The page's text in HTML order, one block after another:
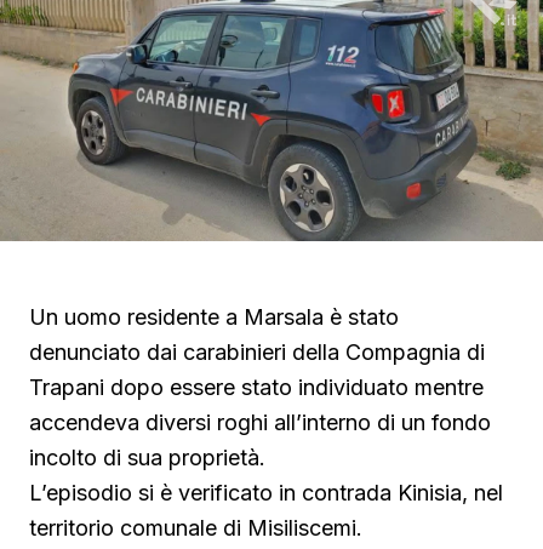
Un uomo residente a Marsala è stato
denunciato dai carabinieri della Compagnia di
Trapani dopo essere stato individuato mentre
accendeva diversi roghi all’interno di un fondo
incolto di sua proprietà.
L’episodio si è verificato in contrada Kinisia, nel
territorio comunale di Misiliscemi.